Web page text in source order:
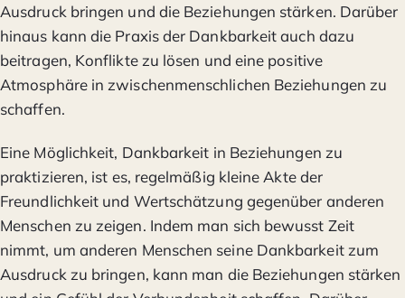
Ausdruck bringen und die Beziehungen stärken. Darüber
hinaus kann die Praxis der Dankbarkeit auch dazu
beitragen, Konflikte zu lösen und eine positive
Atmosphäre in zwischenmenschlichen Beziehungen zu
schaffen.
Eine Möglichkeit, Dankbarkeit in Beziehungen zu
praktizieren, ist es, regelmäßig kleine Akte der
Freundlichkeit und Wertschätzung gegenüber anderen
Menschen zu zeigen. Indem man sich bewusst Zeit
nimmt, um anderen Menschen seine Dankbarkeit zum
Ausdruck zu bringen, kann man die Beziehungen stärken